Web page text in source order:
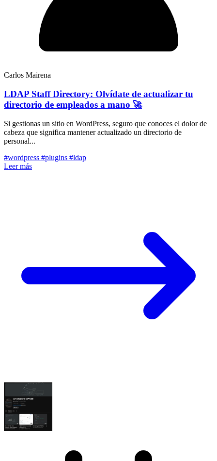
Carlos Mairena
LDAP Staff Directory: Olvídate de actualizar tu
directorio de empleados a mano 🚀
Si gestionas un sitio en WordPress, seguro que conoces el dolor de
cabeza que significa mantener actualizado un directorio de
personal...
#wordpress #plugins #ldap
Leer más